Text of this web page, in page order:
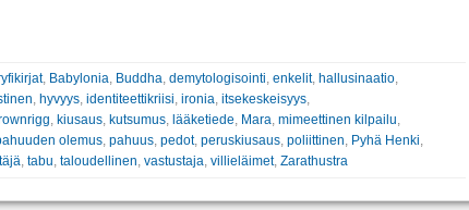
, Babylonia Buddha demytologisointi enkelit, hallusinaatio,
hyvyys, identiteettikriisi ironia itsekeskeisyys,
kiusaus, kutsumus, lääketiede Mara mimeettinen kilpailu
olemus, pahuus, pedot, peruskiusaus, poliittinen Pyhä Henki
tabu taloudellinen vastustaja villieläimet, Zarathustra